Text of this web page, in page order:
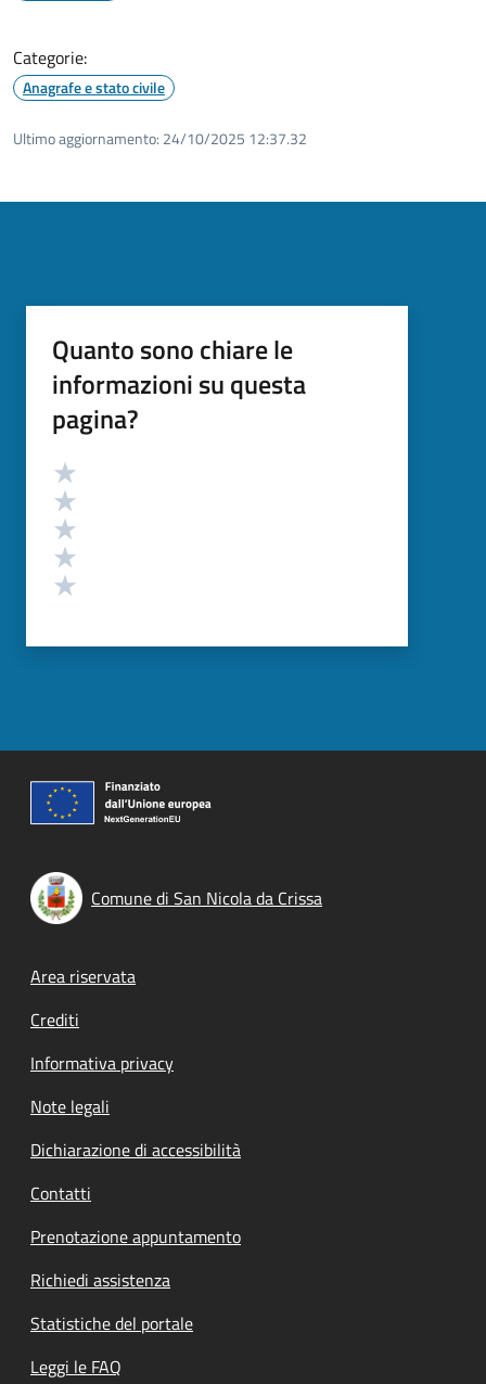
Categorie:
Anagrafe e stato civile
Ultimo aggiornamento: 24/10/2025 12:37.32
Quanto sono chiare le
informazioni su questa
pagina?
Valutazione
Comune di San Nicola da Crissa
Footer menu
Area riservata
Crediti
Informativa privacy
Note legali
Dichiarazione di accessibilità
Contatti
Prenotazione appuntamento
Richiedi assistenza
Statistiche del portale
Leggi le FAQ